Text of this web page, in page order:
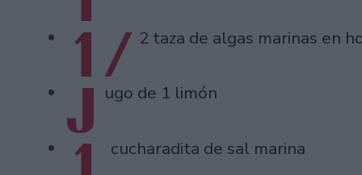
1/ 2 taza de algas marinas en
J ugo de 1 limón
cucharadita de sal marina